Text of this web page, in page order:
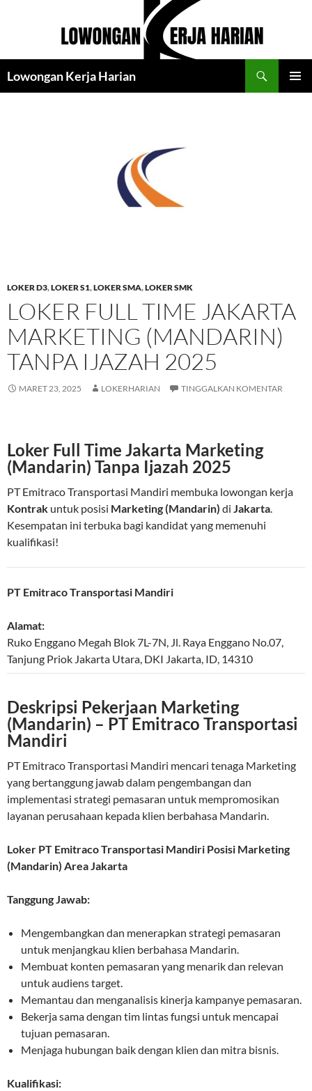
Lowongan Kerja Harian
LOKER D3,LOKER S1,LOKER SMA,LOKER SMK
LOKER FULL TIME JAKARTA
MARKETING (MANDARIN)
TANPA IJAZAH 2025
MARET 23, 2025 LOKERHARIAN TINGGALKAN KOMENTAR
Loker Full Time Jakarta Marketing
(Mandarin) Tanpa Ijazah 2025
PT Emitraco Transportasi Mandiri membuka lowongan kerja
Kontrak untuk posisi Marketing (Mandarin) di Jakarta.
Kesempatan ini terbuka bagi kandidat yang memenuhi
kualifikasi!
PT Emitraco Transportasi Mandiri
Alamat:
Ruko Enggano Megah Blok 7L-7N, Jl. Raya Enggano No.07,
Tanjung Priok Jakarta Utara, DKI Jakarta, ID, 14310
Deskripsi Pekerjaan Marketing
(Mandarin) – PT Emitraco Transportasi
Mandiri
PT Emitraco Transportasi Mandiri mencari tenaga Marketing
yang bertanggung jawab dalam pengembangan dan
implementasi strategi pemasaran untuk mempromosikan
layanan perusahaan kepada klien berbahasa Mandarin.
Loker PT Emitraco Transportasi Mandiri Posisi Marketing
(Mandarin) Area Jakarta
Tanggung Jawab:
Mengembangkan dan menerapkan strategi pemasaran
untuk menjangkau klien berbahasa Mandarin.
Membuat konten pemasaran yang menarik dan relevan
untuk audiens target.
Memantau dan menganalisis kinerja kampanye pemasaran.
Bekerja sama dengan tim lintas fungsi untuk mencapai
tujuan pemasaran.
Menjaga hubungan baik dengan klien dan mitra bisnis.
Kualifikasi: